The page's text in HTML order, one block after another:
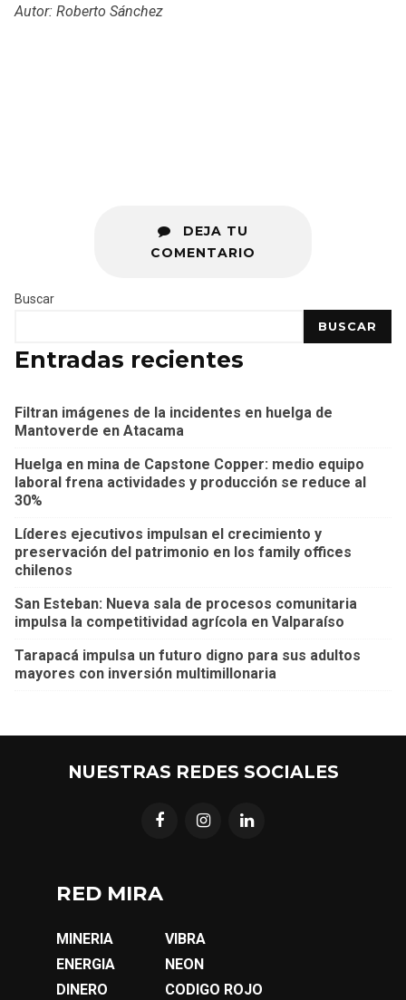
Autor: Roberto Sánchez
DEJA TU
COMENTARIO
Buscar
BUSCAR
Entradas recientes
Filtran imágenes de la incidentes en huelga de
Mantoverde en Atacama
Huelga en mina de Capstone Copper: medio equipo
laboral frena actividades y producción se reduce al
30%
Líderes ejecutivos impulsan el crecimiento y
preservación del patrimonio en los family offices
chilenos
San Esteban: Nueva sala de procesos comunitaria
impulsa la competitividad agrícola en Valparaíso
Tarapacá impulsa un futuro digno para sus adultos
mayores con inversión multimillonaria
NUESTRAS REDES SOCIALES
RED MIRA
MINERIA
ENERGIA
DINERO
VIBRA
NEON
CODIGO ROJO